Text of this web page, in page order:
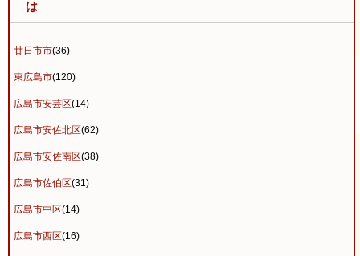
は
廿日市市(36)
東広島市(120)
広島市安芸区(14)
広島市安佐北区(62)
広島市安佐南区(38)
広島市佐伯区(31)
広島市中区(14)
広島市西区(16)